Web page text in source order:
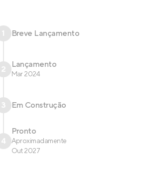
1 Breve Lançamento
2 Lançamento
Mar 2024
3 Em Construção
4
Pronto
Aproximadamente
Out 2027